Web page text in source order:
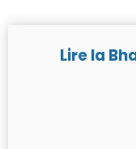
Lire la